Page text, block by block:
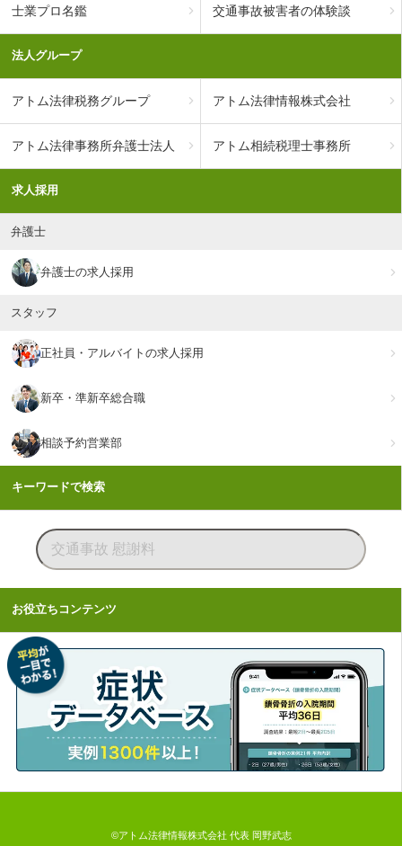
士業プロ名鑑 交通事故被害者の体験談
法人グループ
アトム法律税務グループ アトム法律情報株式会社
アトム法律事務所弁護士法人 アトム相続税理士事務所
求人採用
弁護士
弁護士の求人採用
スタッフ
正社員・アルバイトの求人採用
新卒・準新卒総合職
相談予約営業部
キーワードで検索
お役立ちコンテンツ
©アトム法律情報株式会社 代表 岡野武志